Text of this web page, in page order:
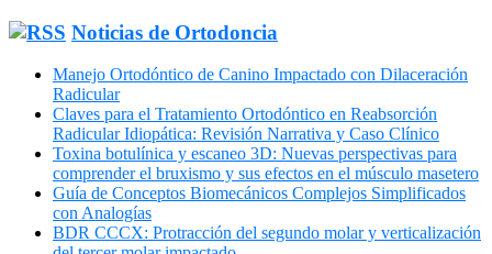
Noticias de Ortodoncia
Manejo Ortodóntico de Canino Impactado con Dilaceración
Radicular
Claves para el Tratamiento Ortodóntico en Reabsorción
Radicular Idiopática: Revisión Narrativa y Caso Clínico
Toxina botulínica y escaneo 3D: Nuevas perspectivas para
comprender el bruxismo y sus efectos en el músculo masetero
Guía de Conceptos Biomecánicos Complejos Simplificados
con Analogías
BDR CCCX: Protracción del segundo molar y verticalización